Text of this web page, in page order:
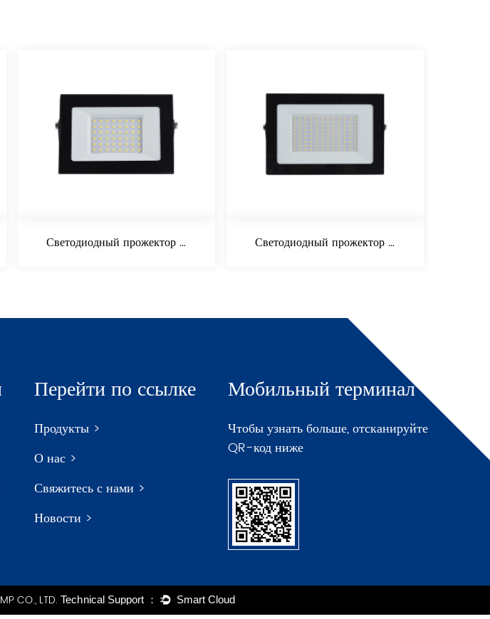
Светодиодный прожектор 30 Вт Светодиодный прожектор 70 Вт
Перейти по ссылке
Продукты >
О нас >
Свяжитесь с нами >
Новости >
Мобильный терминал
Чтобы узнать больше, отсканируйте
QR-код ниже
CO., LTD.